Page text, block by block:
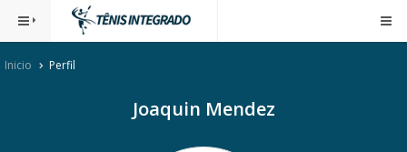
Inicio Perfil
Joaquin Mendez